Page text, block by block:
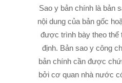
Sao y bản chính là bản
nội dung của bản gốc
được trình bày theo thể
định. Bản sao y công
bản chính cần được
bởi cơ quan nhà nước